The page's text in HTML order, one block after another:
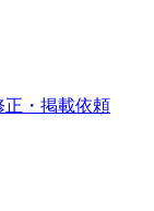
正・掲載依頼